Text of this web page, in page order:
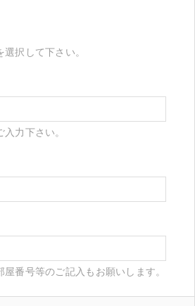
択して下さい。
力下さい。
番号等のご記入もお願いします。